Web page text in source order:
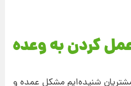
کردن به وعده
شنیده‌ایم مشکل عمده و